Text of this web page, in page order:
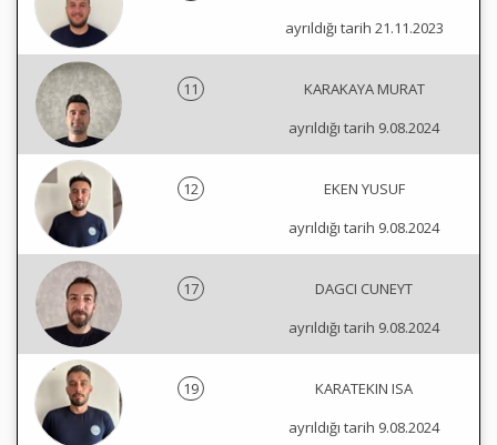
ayrıldığı tarih 21.11.2023
11
KARAKAYA MURAT
ayrıldığı tarih 9.08.2024
12
EKEN YUSUF
ayrıldığı tarih 9.08.2024
17
DAGCI CUNEYT
ayrıldığı tarih 9.08.2024
19
KARATEKIN ISA
ayrıldığı tarih 9.08.2024